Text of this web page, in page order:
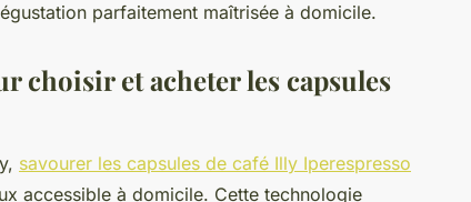
parfaitement maîtrisée à domicile.
choisir et acheter les capsules
savourer les capsules de café Illy Iperespresso
accessible à domicile. Cette technologie